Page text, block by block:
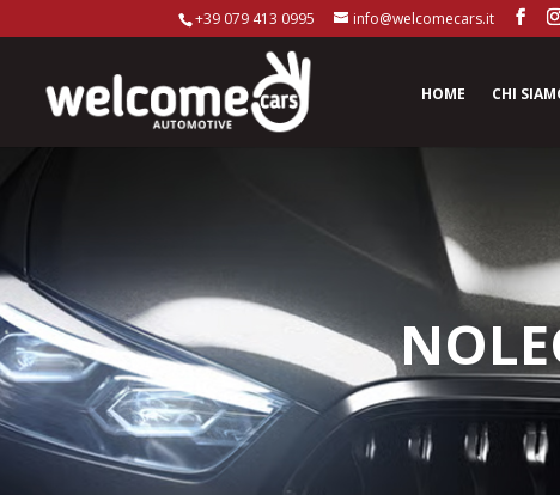
+39 079 413 0995 info@welcomecars.it
Home Chi